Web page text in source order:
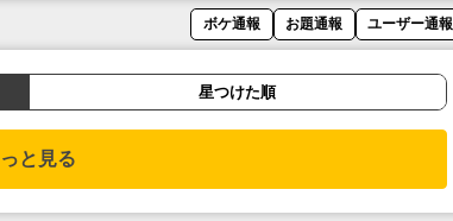
ボケ通報 お題通報 ユーザー通報
星つけた順
と見る